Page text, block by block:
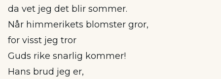
da vet jeg det blir sommer.
Når himmerikets blomster gror,
for visst jeg tror
Guds rike snarlig kommer!
Hans brud jeg er,